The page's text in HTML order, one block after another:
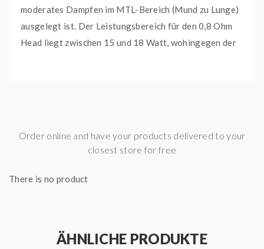
moderates Dampfen im MTL-Bereich (Mund zu Lunge)
ausgelegt ist. Der Leistungsbereich für den 0,8 Ohm
Head liegt zwischen 15 und 18 Watt, wohingegen der
Wichtige Merkmale:
geeignet für Mundinhalation (MTL)
Order online and have your products delivered to your
closest store for free
There is no product
ÄHNLICHE PRODUKTE